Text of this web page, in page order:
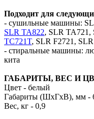
Подходит для
- сушильные машины:
SLR TA822, SLR TA721,
TC721T, SLR F2721,
- стиральные машины:
кита
ГАБАРИТЫ, ВЕС И
Цвет - белый
Габариты (ШхГхВ), мм -
Вес, кг - 0,9